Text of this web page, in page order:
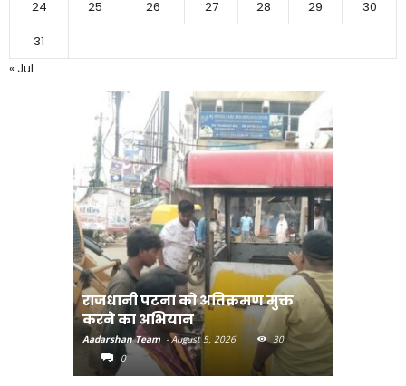
24
25 26 27 28 29
30
31
« Jul
राजधानी पटना को अतिक्रमण मुक्त
करने का अभियान
Aadarshan Team - August 5, 2026
30
0